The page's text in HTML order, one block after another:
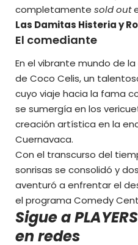
completamente sold out
Las Damitas Histeria y
El comediante
En el vibrante mundo de
de Coco Celis, un
cuyo viaje hacia la fama
se sumergía en los
creación artística en la
Cuernavaca.
Con el transcurso del
sonrisas se consolidó y
aventuró a enfrentar el
el programa Comedy
Sigue a
en redes